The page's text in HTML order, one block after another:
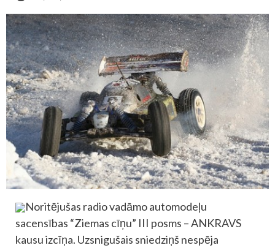
Noritējušas radio vadāmo automodeļu
sacensības “Ziemas cīņu” III posms – ANKRAVS
kausu izcīņa. Uzsnigušais sniedziņš nespēja